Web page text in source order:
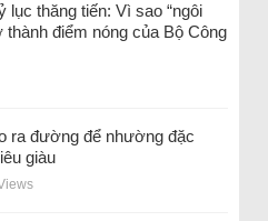
lục thăng tiến: Vì sao “ngôi
thành điểm nóng của Bộ Công
ra đường để nhường đặc
giàu